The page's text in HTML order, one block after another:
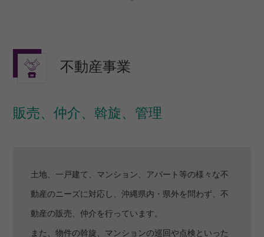
不動産事業
販売、仲介、斡旋、管理
土地、一戸建て、マンション、アパート等の様々な不
動産のニーズに対応し、沖縄県内・県外を問わず、不
動産の販売、仲介を行っています。
また、物件の斡旋、マンションの巡回や点検といった